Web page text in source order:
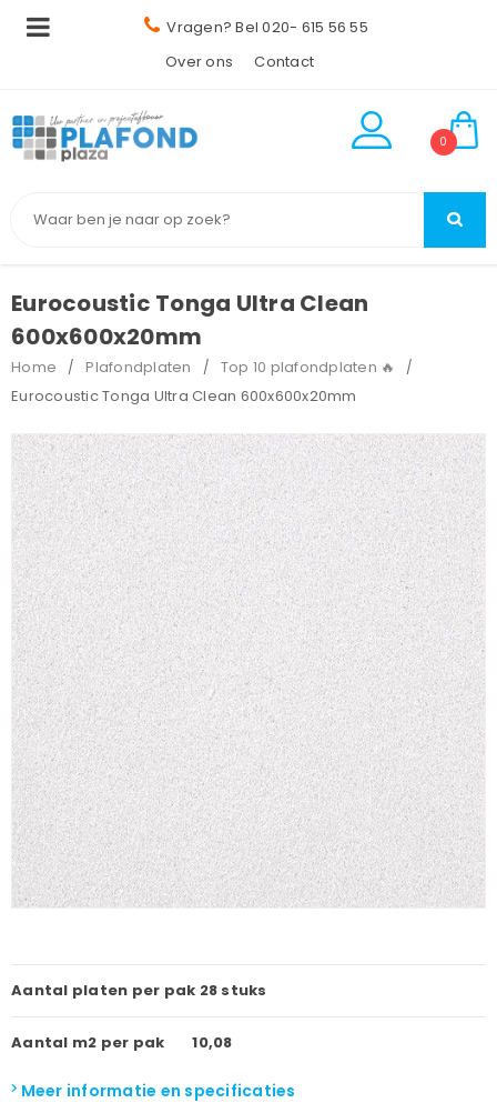
Vragen? Bel 020- 615 56 55
Over ons
Contact
0
Eurocoustic Tonga Ultra Clean
600x600x20mm
Home / Plafondplaten / Top 10 plafondplaten 🔥 /
Eurocoustic Tonga Ultra Clean 600x600x20mm
Aantal platen per pak 28 stuks
Aantal m2 per pak 10,08
Meer informatie en specificaties